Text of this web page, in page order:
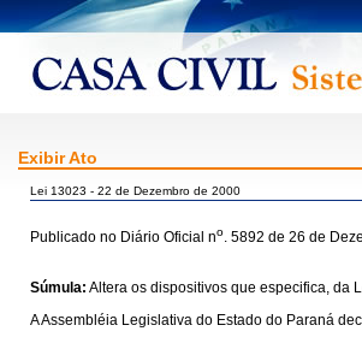
Exibir Ato
Lei 13023 - 22 de Dezembro de 2000
Publicado no Diário Oficial no. 5892 de 26 de
Súmula: Altera os dispositivos que especifica, da
A Assembléia Legislativa do Estado do Paraná